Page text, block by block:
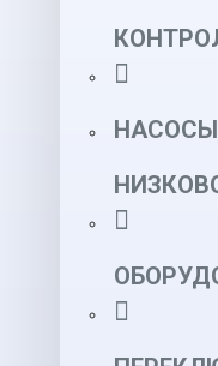
НАСОСЫ